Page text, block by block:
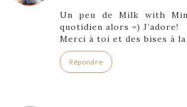
Un peu de Milk with
quotidien alors =) J’adore!
Merci à toi et des bises à la
Répondre